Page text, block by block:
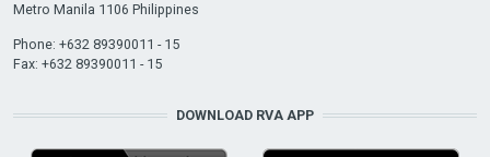
Metro Manila 1106 Philippines
Phone: +632 89390011 - 15
Fax: +632 89390011 - 15
DOWNLOAD RVA APP